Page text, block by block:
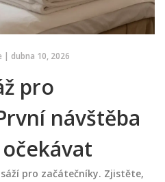
| dubna 10, 2026
pro
návštěba
pro začátečníky. Zjistěte,